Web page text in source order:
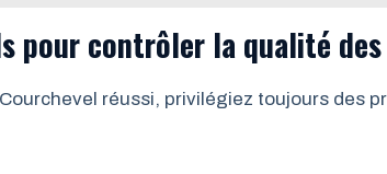
pour contrôler la qualité
réussi, privilégiez toujours des